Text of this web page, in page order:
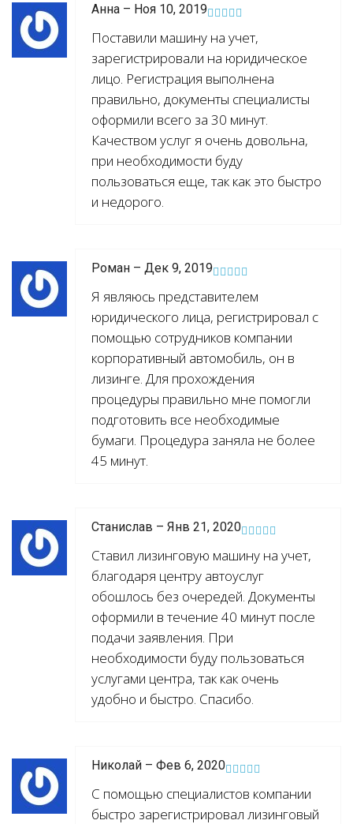
Анна – Ноя 10, 2019
Поставили машину на учет,
зарегистрировали на юридическое
лицо. Регистрация выполнена
правильно, документы специалисты
оформили всего за 30 минут.
Качеством услуг я очень довольна,
при необходимости буду
пользоваться еще, так как это быстро
и недорого.
Роман – Дек 9, 2019
Я являюсь представителем
юридического лица, регистрировал с
помощью сотрудников компании
корпоративный автомобиль, он в
лизинге. Для прохождения
процедуры правильно мне помогли
подготовить все необходимые
бумаги. Процедура заняла не более
45 минут.
Станислав – Янв 21, 2020
Ставил лизинговую машину на учет,
благодаря центру автоуслуг
обошлось без очередей. Документы
оформили в течение 40 минут после
подачи заявления. При
необходимости буду пользоваться
услугами центра, так как очень
удобно и быстро. Спасибо.
Николай – Фев 6, 2020
С помощью специалистов компании
быстро зарегистрировал лизинговый